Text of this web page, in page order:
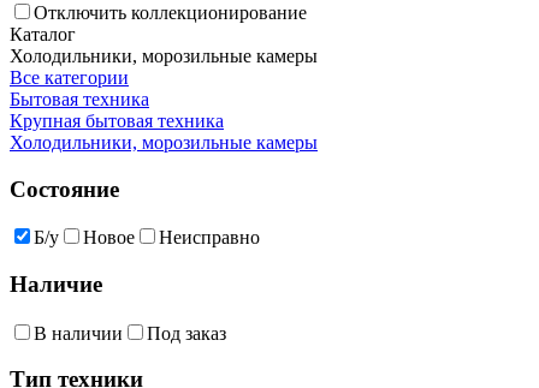
Отключить коллекционирование
Каталог
Холодильники, морозильные камеры
Все категории
Бытовая техника
Крупная бытовая техника
Холодильники, морозильные камеры
Состояние
Б/у Новое Неисправно
Наличие
В наличии Под заказ
Тип техники